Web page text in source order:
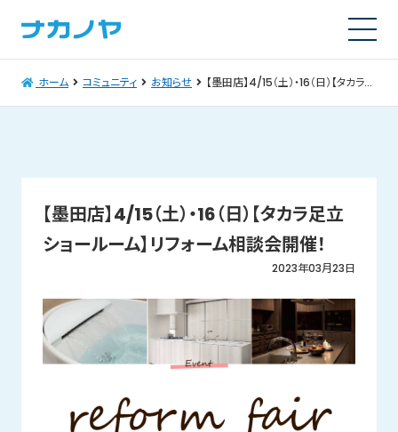
ホーム コミュニティ お知らせ 【墨田店】4/15（土）・16（日）【タカラ足立ショールーム】リフォーム相談会開催！
【墨田店】4/15（土）・16（日）【タカラ足立
ショールーム】リフォーム相談会開催！
2023年03月23日